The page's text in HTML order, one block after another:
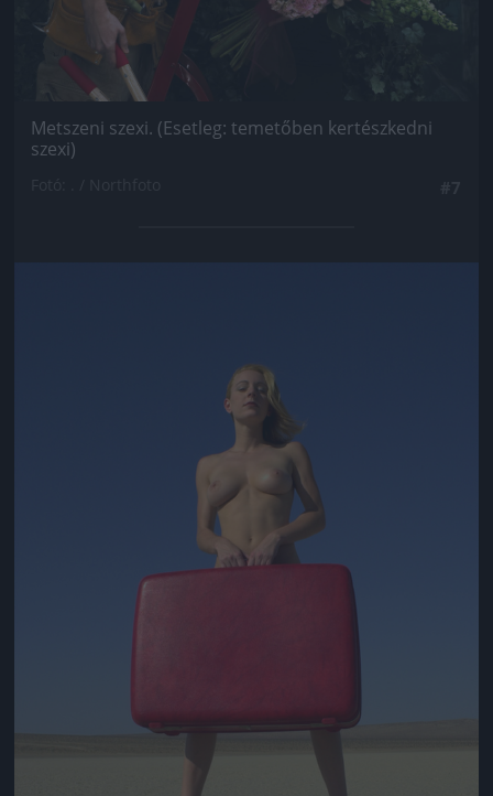
Metszeni szexi. (Esetleg: temetőben kertészkedni
szexi)